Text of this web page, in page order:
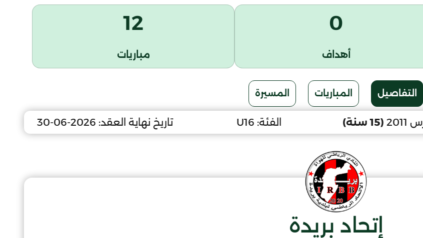
0
أهداف
12
مباريات
التفاصيل المباريات المسيرة
(15 سنة) الفئة: U16 تاريخ نهاية العقد: 2026-06-30
إتحاد بريدة